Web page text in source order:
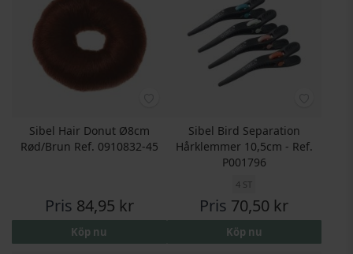
Sibel Hair Donut Ø8cm
Rød/Brun Ref. 0910832-45
Pris 84,95 kr
Köp nu
Sibel Bird Separation
Hårklemmer 10,5cm - Ref.
P001796
4 ST
Pris 70,50 kr
Köp nu